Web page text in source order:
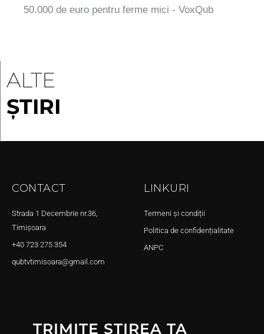
50.000 de euro pentru ferme mici - VoxQub
ALTE
ȘTIRI
CONTACT
Strada 1 Decembrie nr.36,
Timișoara
+40 723 275 354
qubtvtimisoara@gmail.com
LINKURI
Termeni și condiții
Politica de confidențialitate
ANPC
TRIMITE ȘTIREA TA